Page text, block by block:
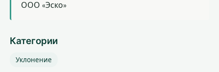
ООО «Эско»
Категории
Уклонение